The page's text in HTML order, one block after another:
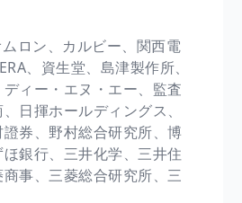
ロン、カルビー、関西電
、資生堂、島津製作所、
ィー・エヌ・エー、監査
日揮ホールディングス、
券、野村総合研究所、博
銀行、三井化学、三井住
事、三菱総合研究所、三